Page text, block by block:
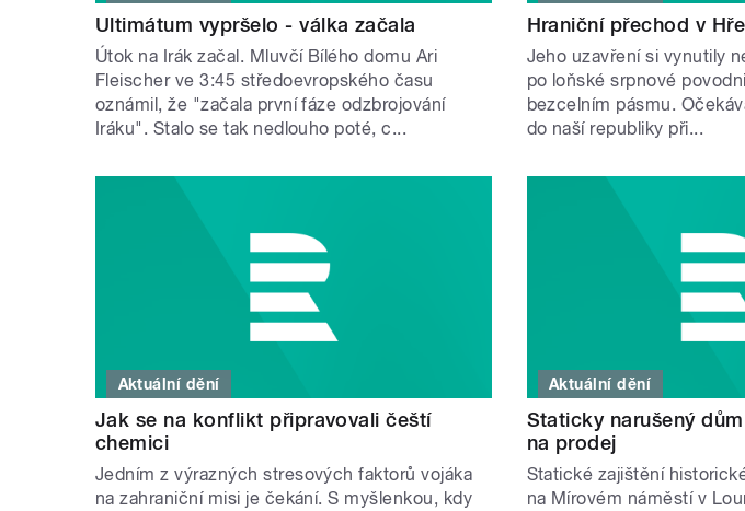
Ultimátum vypršelo - válka začala
Útok na Irák začal. Mluvčí Bílého domu Ari
Fleischer ve 3:45 středoevropského času
oznámil, že "začala první fáze odzbrojování
Iráku". Stalo se tak nedlouho poté, c...
Hraniční přechod v
Jeho uzavření si vynutily
po loňské srpnové
bezcelním pásmu.
do naší republiky při...
Aktuální dění
Jak se na konflikt připravovali čeští
chemici
Jedním z výrazných stresových faktorů vojáka
na zahraniční misi je čekání. S myšlenkou, kdy
Aktuální dění
Staticky narušený
na prodej
Statické zajištění
na Mírovém náměstí v